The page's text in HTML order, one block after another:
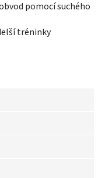
pomocí suchého
tréninky